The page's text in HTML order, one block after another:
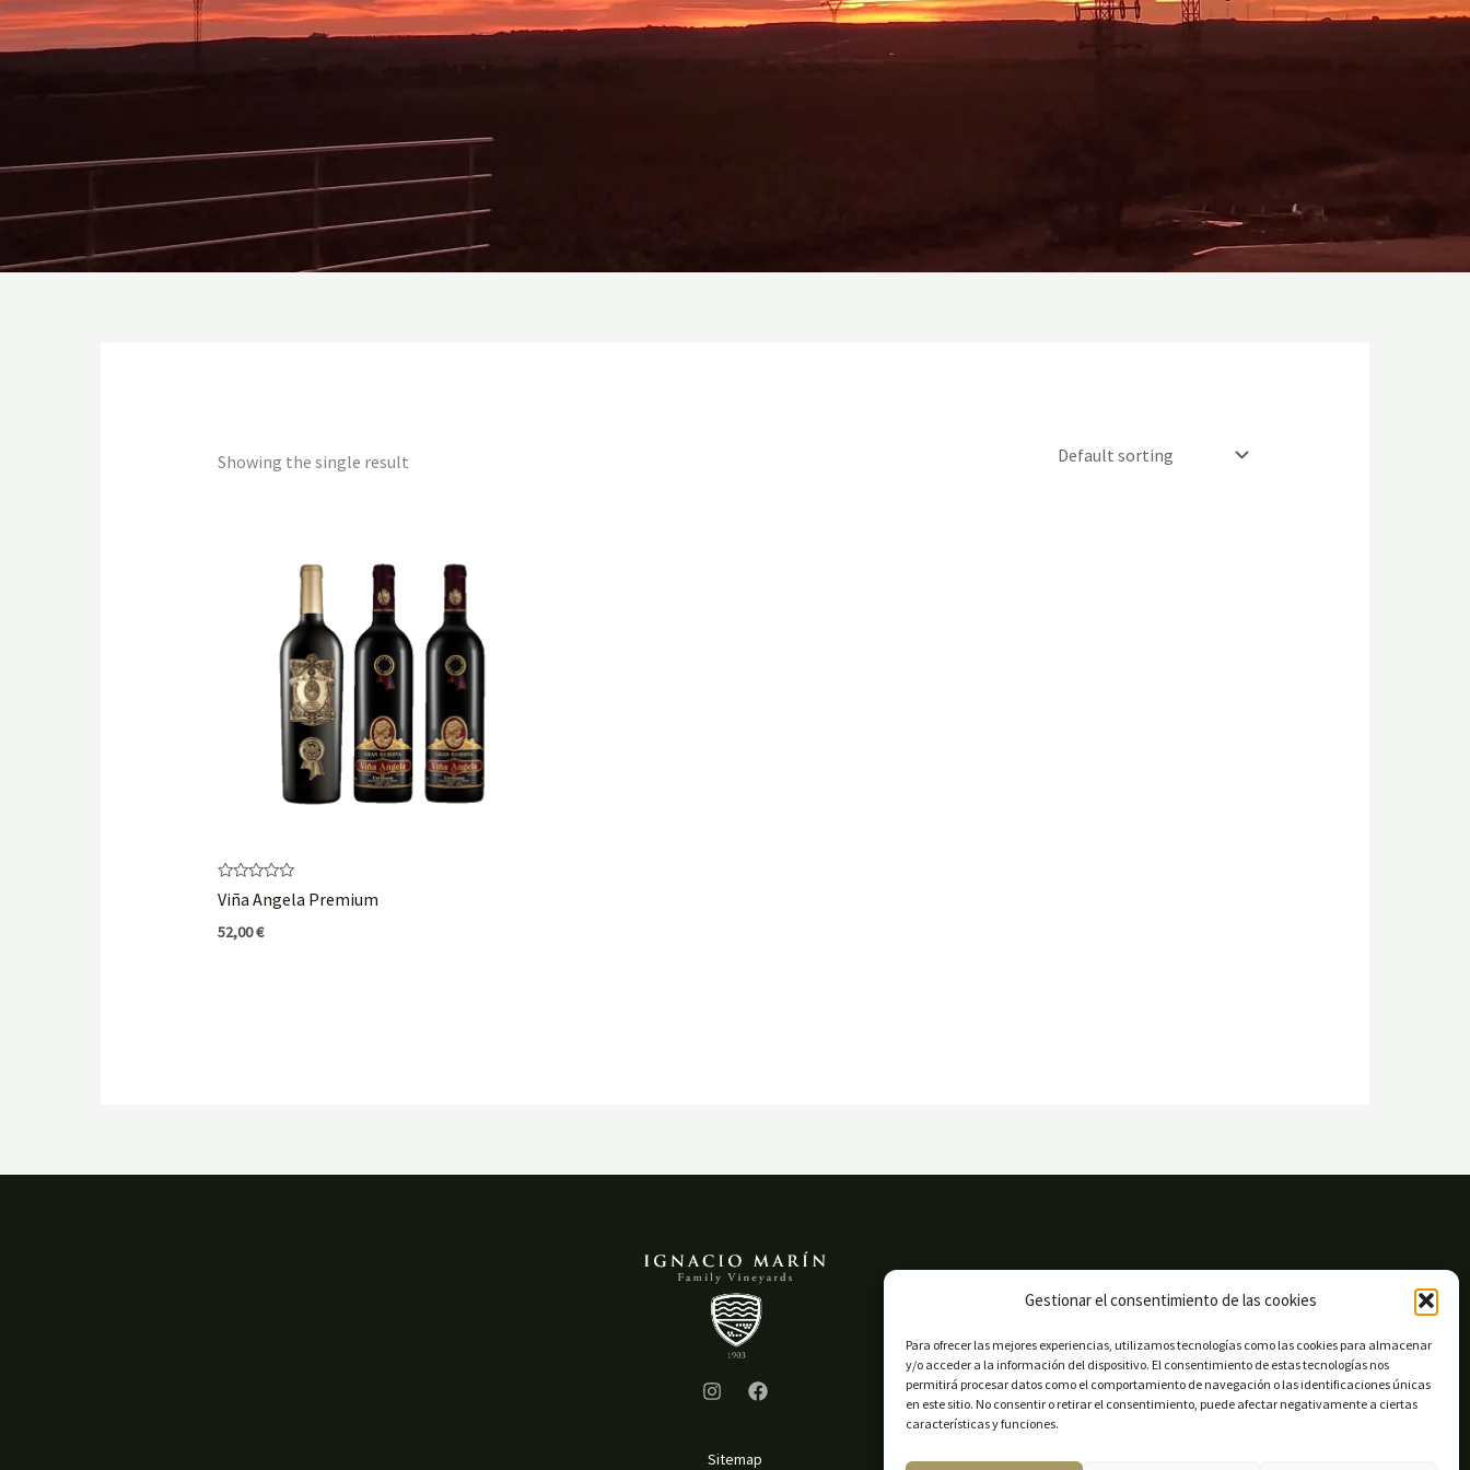
Gestionar el consentimiento de las cookies
Para ofrecer las mejores experiencias, utilizamos tecnologías como las cookies para almacenar
y/o acceder a la información del dispositivo. El consentimiento de estas tecnologías nos
permitirá procesar datos como el comportamiento de navegación o las identificaciones únicas
en este sitio. No consentir o retirar el consentimiento, puede afectar negativamente a ciertas
características y funciones.
Showing the single result
Rated
0
of
Viña Angela Premium
52,00€
Sitemap